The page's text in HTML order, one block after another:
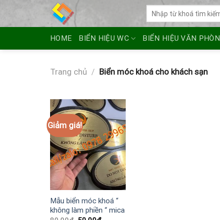
HOME BIỂN HIỆU WC BIỂN HIỆU VĂN
Trang chủ / Biển móc khoá cho khách sạn
Giảm giá!
Mẫu biển móc khoá “
không làm phiền “ mica